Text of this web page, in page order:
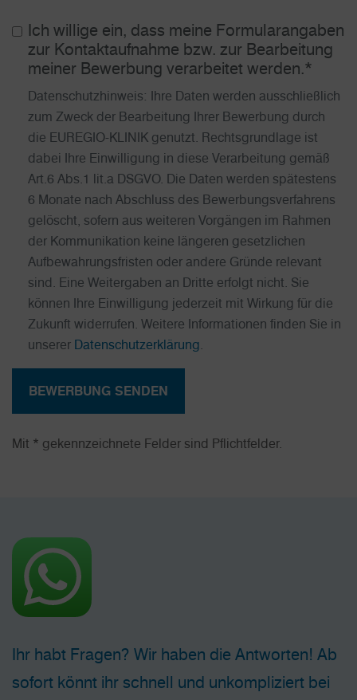
Ich willige ein, dass meine Formularangaben
zur Kontaktaufnahme bzw. zur Bearbeitung
meiner Bewerbung verarbeitet werden.*
Datenschutzhinweis: Ihre Daten werden ausschließlich
zum Zweck der Bearbeitung Ihrer Bewerbung durch
die EUREGIO-KLINIK genutzt. Rechtsgrundlage ist
dabei Ihre Einwilligung in diese Verarbeitung gemäß
Art.6 Abs.1 lit.a DSGVO. Die Daten werden spätestens
6 Monate nach Abschluss des Bewerbungsverfahrens
gelöscht, sofern aus weiteren Vorgängen im Rahmen
der Kommunikation keine längeren gesetzlichen
Aufbewahrungsfristen oder andere Gründe relevant
sind. Eine Weitergaben an Dritte erfolgt nicht. Sie
können Ihre Einwilligung jederzeit mit Wirkung für die
Zukunft widerrufen. Weitere Informationen finden Sie in
unserer Datenschutzerklärung.
BEWERBUNG SENDEN
Mit * gekennzeichnete Felder sind Pflichtfelder.
Ihr habt Fragen? Wir haben die Antworten! Ab
sofort könnt ihr schnell und unkompliziert bei